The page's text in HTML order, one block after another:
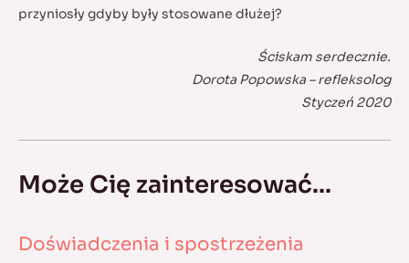
przyniosły gdyby były stosowane dłużej?
Ściskam serdecznie.
Dorota Popowska – refleksolog
Styczeń 2020
Może Cię zainteresować...
Doświadczenia i spostrzeżenia